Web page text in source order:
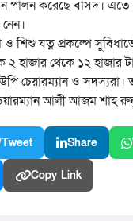
পালন করেছে বাসদ। এতে
শিশু যত্ন প্রকল্পে
হাজার থেকে ১২ হাজার
চেয়ারম্যান ও
আলী আজম শাহ
Tweet Share
Copy Link